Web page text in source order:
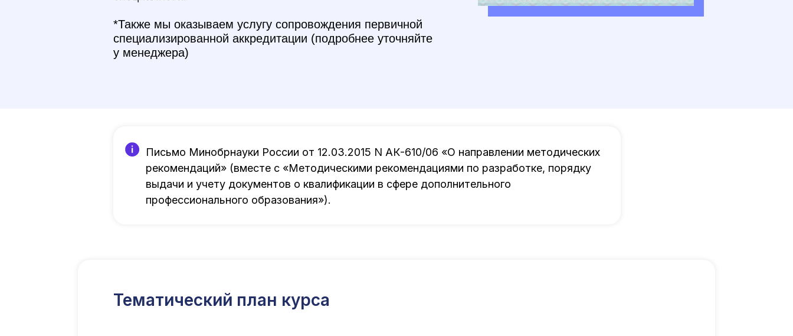
*Также мы оказываем услугу сопровождения первичной
специализированной аккредитации (подробнее уточняйте
у менеджера)
Письмо Минобрнауки России от 12.03.2015 N АК-610/06 «О направлении методических
рекомендаций» (вместе с «Методическими рекомендациями по разработке, порядку
выдачи и учету документов о квалификации в сфере дополнительного
профессионального образования»).
Тематический план курса